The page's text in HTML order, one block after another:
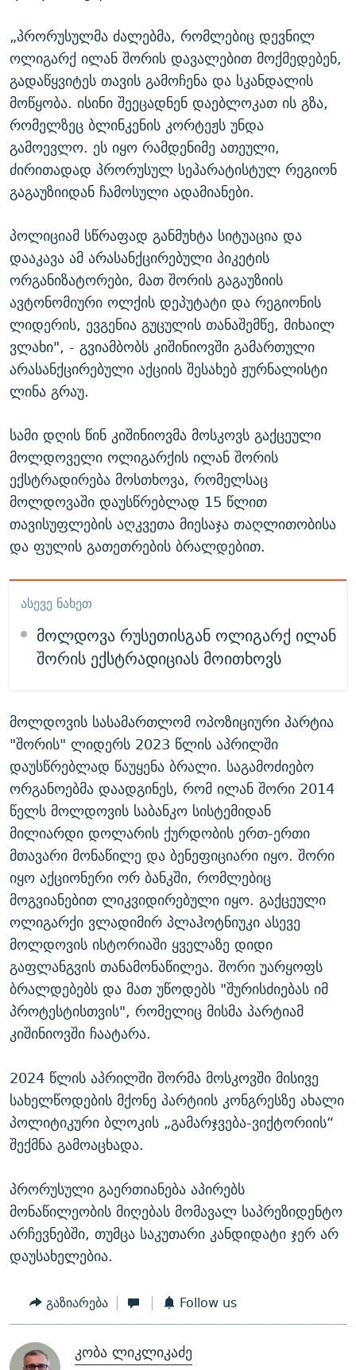
„პრორუსულმა ძალებმა, რომლებიც დევნილ
ოლიგარქ ილან შორის დავალებით მოქმედებენ,
გადაწყვიტეს თავის გამოჩენა და სკანდალის
მოწყობა. ისინი შეეცადნენ დაებლოკათ ის გზა,
რომელზეც ბლინკენის კორტეჟს უნდა
გამოევლო. ეს იყო რამდენიმე ათეული,
ძირითადად პრორუსულ სეპარატისტულ რეგიონ
გაგაუზიიდან ჩამოსული ადამიანები.
პოლიციამ სწრაფად განმუხტა სიტუაცია და
დააკავა ამ არასანქცირებული პიკეტის
ორგანიზატორები, მათ შორის გაგაუზიის
ავტონომიური ოლქის დეპუტატი და რეგიონის
ლიდერის, ევგენია გუცულის თანაშემწე, მიხაილ
ვლახი", - გვიამბობს კიშინიოვში გამართული
არასანქცირებული აქციის შესახებ ჟურნალისტი
ლინა გრაუ.
სამი დღის წინ კიშინიოვმა მოსკოვს გაქცეული
მოლდოველი ოლიგარქის ილან შორის
ექსტრადირება მოსთხოვა, რომელსაც
მოლდოვაში დაუსწრებლად 15 წლით
თავისუფლების აღკვეთა მიესაჯა თაღლითობისა
და ფულის გათეთრების ბრალდებით.
ᲐᲡᲔᲕᲔ ᲜᲐᲮᲔᲗ
მოლდოვა რუსეთისგან ოლიგარქ ილან
შორის ექსტრადიციას მოითხოვს
მოლდოვის სასამართლომ ოპოზიციური პარტია
"შორის" ლიდერს 2023 წლის აპრილში
დაუსწრებლად წაუყენა ბრალი. საგამოძიებო
ორგანოებმა დაადგინეს, რომ ილან შორი 2014
წელს მოლდოვის საბანკო სისტემიდან
მილიარდი დოლარის ქურდობის ერთ-ერთი
მთავარი მონაწილე და ბენეფიციარი იყო. შორი
იყო აქციონერი ორ ბანკში, რომლებიც
მოგვიანებით ლიკვიდირებული იყო. გაქცეული
ოლიგარქი ვლადიმირ პლაჰოტნიუკი ასევე
მოლდოვის ისტორიაში ყველაზე დიდი
გაფლანგვის თანამონაწილეა. შორი უარყოფს
ბრალდებებს და მათ უწოდებს "შურისძიებას იმ
პროტესტისთვის", რომელიც მისმა პარტიამ
კიშინიოვში ჩაატარა.
2024 წლის აპრილში შორმა მოსკოვში მისივე
სახელწოდების მქონე პარტიის კონგრესზე ახალი
პოლიტიკური ბლოკის „გამარჯვება-ვიქტორიის“
შექმნა გამოაცხადა.
პრორუსული გაერთიანება აპირებს
მონაწილეობის მიღებას მომავალ საპრეზიდენტო
არჩევნებში, თუმცა საკუთარი კანდიდატი ჯერ არ
დაუსახელებია.
გაზიარება Follow us
კობა ლიკლიკაძე